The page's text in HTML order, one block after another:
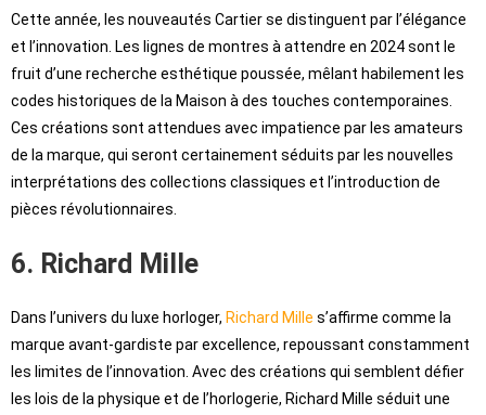
Cette année, les nouveautés Cartier se distinguent par l’élégance
et l’innovation. Les lignes de montres à attendre en 2024 sont le
fruit d’une recherche esthétique poussée, mêlant habilement les
codes historiques de la Maison à des touches contemporaines.
Ces créations sont attendues avec impatience par les amateurs
de la marque, qui seront certainement séduits par les nouvelles
interprétations des collections classiques et l’introduction de
pièces révolutionnaires.
6. Richard Mille
Dans l’univers du luxe horloger, Richard Mille s’affirme comme la
marque avant-gardiste par excellence, repoussant constamment
les limites de l’innovation. Avec des créations qui semblent défier
les lois de la physique et de l’horlogerie, Richard Mille séduit une